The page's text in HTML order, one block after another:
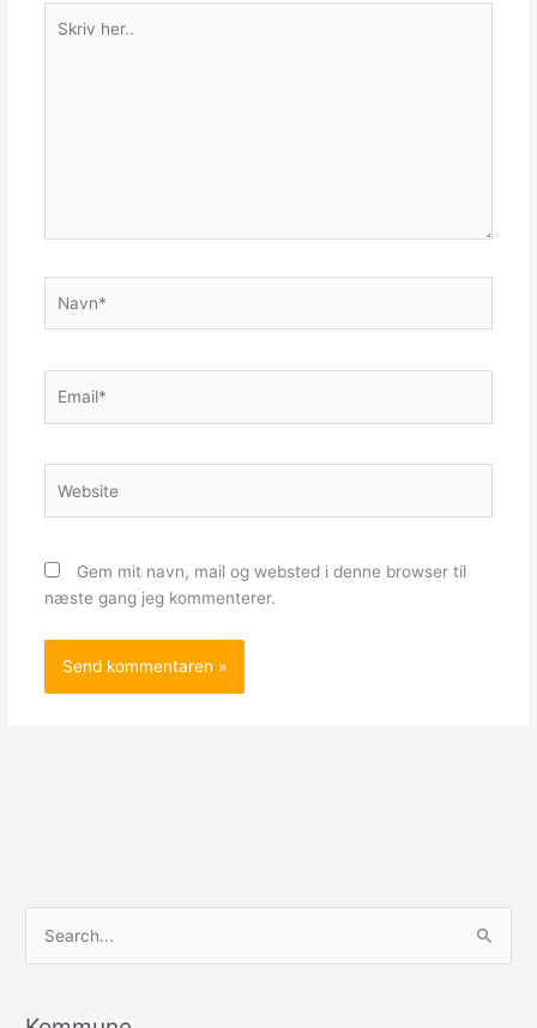
her..
Gem mit navn, mail og websted i denne browser til
næste gang jeg kommenterer.
e